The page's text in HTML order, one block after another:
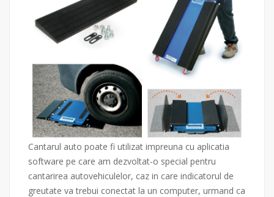
Cantarul auto poate fi utilizat impreuna cu aplicatia
software pe care am dezvoltat-o special pentru
cantarirea autovehiculelor, caz in care indicatorul de
greutate va trebui conectat la un computer, urmand ca